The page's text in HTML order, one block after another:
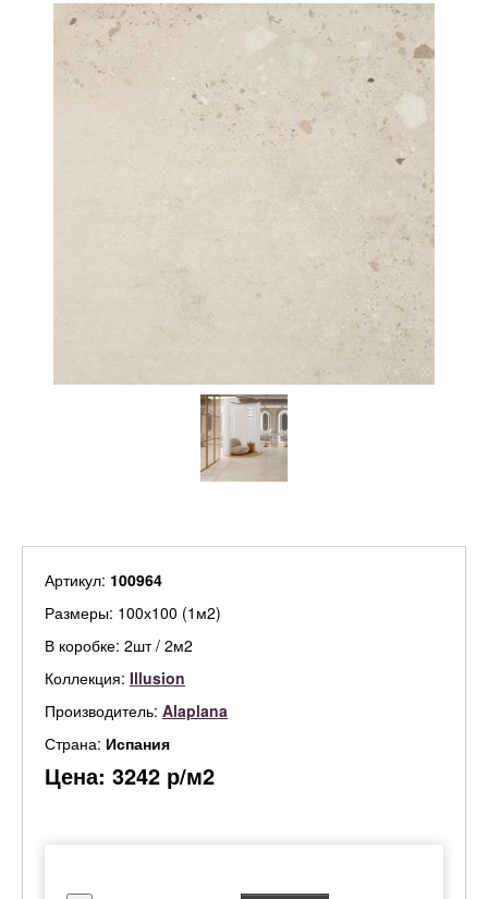
Артикул: 100964
Размеры: 100х100 (1м2)
В коробке: 2шт / 2м2
Коллекция: Illusion
Производитель: Alaplana
Страна: Испания
Цена: 3242 р/м2